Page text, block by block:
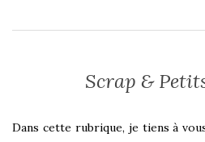
Scrap &
Dans cette rubrique, je tiens à